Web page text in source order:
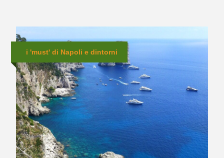
i 'must' di Napoli e dintorni